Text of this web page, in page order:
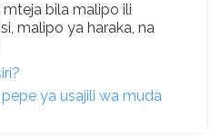
bila malipo ili
malipo ya haraka, na
ya usajili wa muda